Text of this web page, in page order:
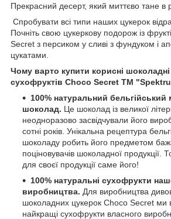
Прекрасний десерт, який миттєво тане в
Спробувати всі типи наших цукерок
Почніть свою цукеркову подорож із
Secret з персиком у сливі з фундуком і
цукатами.
Чому варто купити корисні шоколадні
сухофруктів Choco Secret ТМ "
100% натуральний
шоколад. Це шоколад із великої
неодноразово засвідчували його
сотні років. Унікальна рецептура
шоколаду робить його предметом
поціновувачів шоколадної продукції.
для своєї продукції саме його!
100% натуральні сухофрукти
виробництва. Для виробництва
шоколадних цукерок Choco Secret ми
найкращі сухофрукти власного